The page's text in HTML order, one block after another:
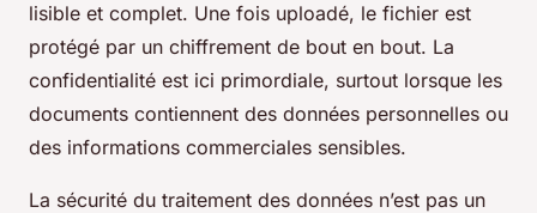
lisible et complet. Une fois uploadé, le fichier est
protégé par un chiffrement de bout en bout. La
confidentialité est ici primordiale, surtout lorsque les
documents contiennent des données personnelles ou
des informations commerciales sensibles.
La sécurité du traitement des données n’est pas un